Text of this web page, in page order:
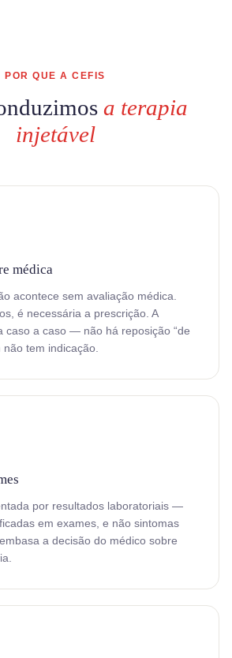
POR QUE A CEFIS
a terapia
injetável
médica
acontece sem avaliação médica.
é necessária a prescrição. A
caso a caso — não há reposição “de
tem indicação.
por resultados laboratoriais —
em exames, e não sintomas
a decisão do médico sobre